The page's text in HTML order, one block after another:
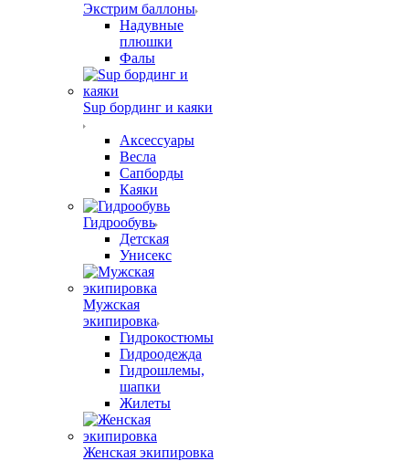
Экстрим баллоны
Надувные
плюшки
Фалы
Sup бординг и каяки
Аксессуары
Весла
Сапборды
Каяки
Гидрообувь
Детская
Унисекс
Мужская
экипировка
Гидрокостюмы
Гидроодежда
Гидрошлемы,
шапки
Жилеты
Женская экипировка